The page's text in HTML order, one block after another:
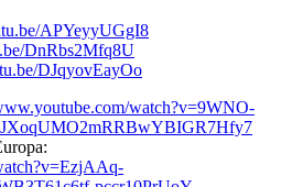
APYeyyUGgI8
DnRbs2Mfq8U
DJqyovEayOo
watch?v=9WNO-